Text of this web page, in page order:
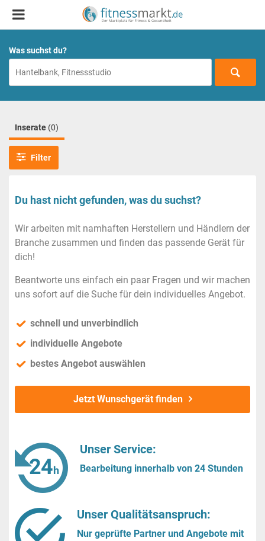
Was suchst du?
Inserate (0)
Filter
Du hast nicht gefunden, was du suchst?
Wir arbeiten mit namhaften Herstellern und Händlern der
Branche zusammen und finden das passende Gerät für
dich!
Beantworte uns einfach ein paar Fragen und wir machen
uns sofort auf die Suche für dein individuelles Angebot.
schnell und unverbindlich
individuelle Angebote
bestes Angebot auswählen
Jetzt Wunschgerät finden
Unser Service:
Bearbeitung innerhalb von 24 Stunden
Unser Qualitätsanspruch:
Nur geprüfte Partner und Angebote mit